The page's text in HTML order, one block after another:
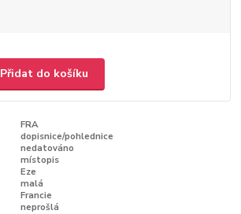
Přidat do košíku
FRA
dopisnice/pohlednice
nedatováno
místopis
Eze
malá
Francie
neprošlá